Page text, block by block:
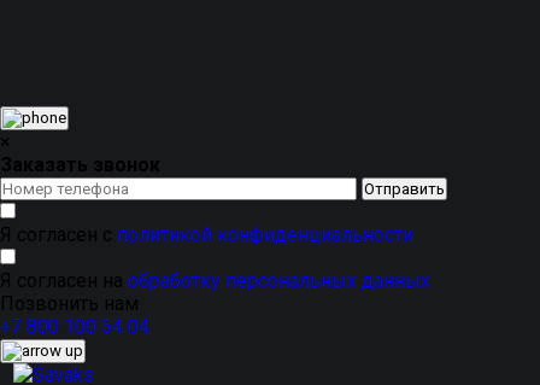
сохранить аккуратный внешний вид автомобиля без
постоянной тонировки.
×
Заказать звонок
Я согласен с политикой конфиденциальности
Я согласен на обработку персональных данных
Позвонить нам
+7 800 100 54 04